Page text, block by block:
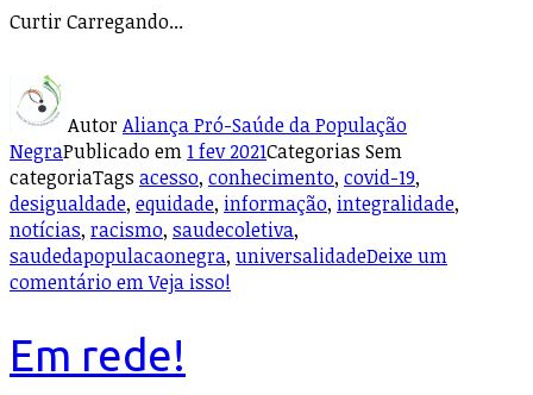
CurtirCarregando...
AutorAliança Pró-Saúde da População
NegraPublicado em1 fev 2021Categorias Sem
categoriaTags acesso, conhecimento, covid-19,
desigualdade, equidade, informação, integralidade,
notícias, racismo, saudecoletiva,
saudedapopulacaonegra, universalidadeDeixe um
comentárioem Veja isso!
Em rede!